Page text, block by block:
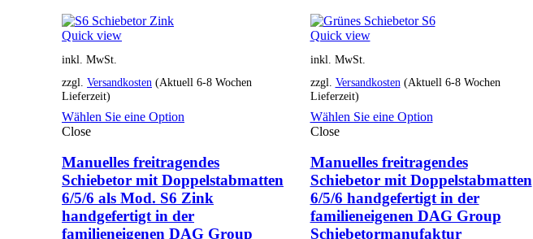
Quick view
inkl. MwSt.
zzgl. Versandkosten (Aktuell 6-8 Wochen
Lieferzeit)
Wählen Sie eine Option
Close
Manuelles freitragendes
Schiebetor mit Doppelstabmatten
6/5/6 als Mod. S6 Zink
handgefertigt in der
familieneigenen DAG Group
Quick view
inkl. MwSt.
zzgl. Versandkosten (Aktuell 6-8 Wochen
Lieferzeit)
Wählen Sie eine Option
Close
Manuelles freitragendes
Schiebetor mit Doppelstabmatten
6/5/6 handgefertigt in der
familieneigenen DAG Group
Schiebetormanufaktur